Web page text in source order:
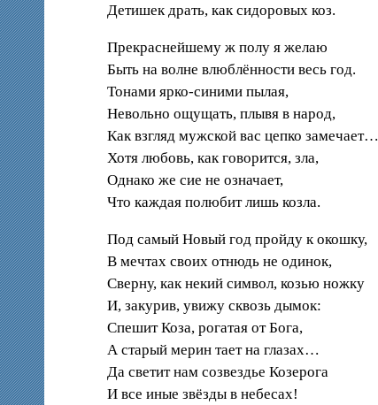
Детишек драть, как сидоровых коз.
Прекраснейшему ж полу я желаю
Быть на волне влюблённости весь год.
Тонами ярко-синими пылая,
Невольно ощущать, плывя в народ,
Как взгляд мужской вас цепко замечает…
Хотя любовь, как говорится, зла,
Однако же сие не означает,
Что каждая полюбит лишь козла.
Под самый Новый год пройду к окошку,
В мечтах своих отнюдь не одинок,
Сверну, как некий символ, козью ножку
И, закурив, увижу сквозь дымок:
Спешит Коза, рогатая от Бога,
А старый мерин тает на глазах…
Да светит нам созвездье Козерога
И все иные звёзды в небесах!